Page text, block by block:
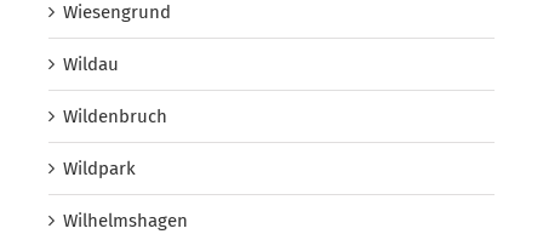
Wiesengrund
Wildau
Wildenbruch
Wildpark
Wilhelmshagen